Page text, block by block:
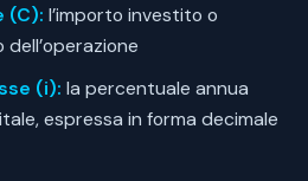
(C): l’importo investito o
dell’operazione
(i): la percentuale annua
espressa in forma decimale